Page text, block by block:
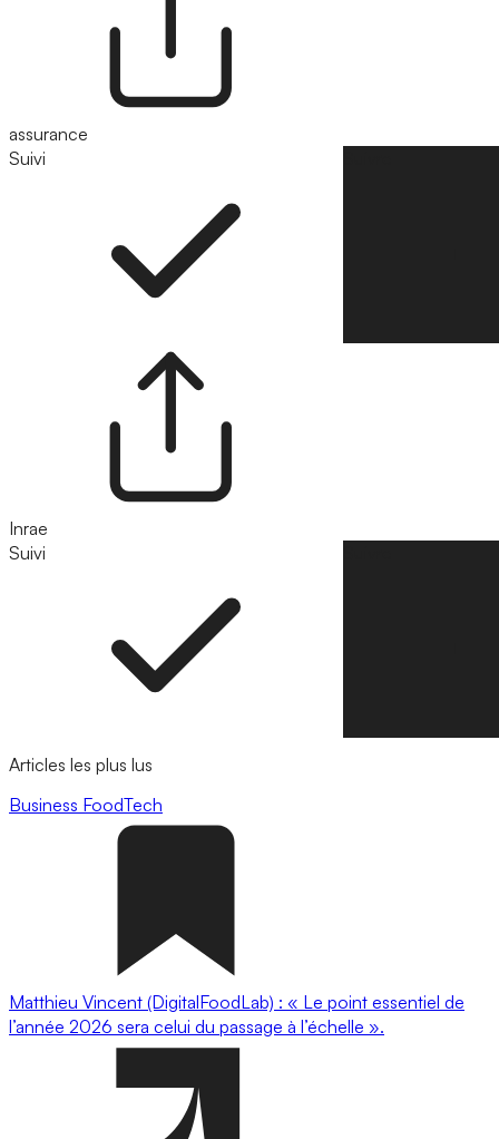
assurance
Suivi
Inrae
Suivi
Articles les plus lus
Business FoodTech
Matthieu Vincent (DigitalFoodLab) : « Le point essentiel de
l’année 2026 sera celui du passage à l’échelle ».